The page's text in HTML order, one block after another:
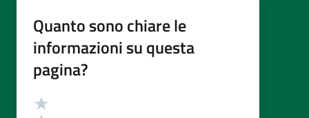
Quanto sono chiare le
informazioni su questa
pagina?
Valutazione